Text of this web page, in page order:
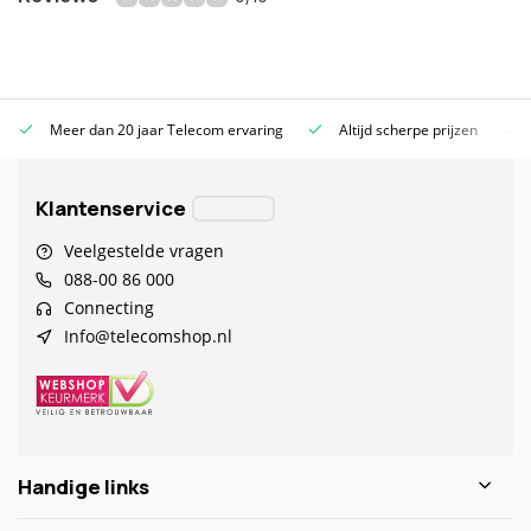
Meer dan 20 jaar Telecom ervaring Altijd scherpe prijzen
Klantenservice
Veelgestelde vragen
088-00 86 000
Connecting
Info@telecomshop.nl
Handige links